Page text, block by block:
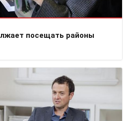
посещать районы